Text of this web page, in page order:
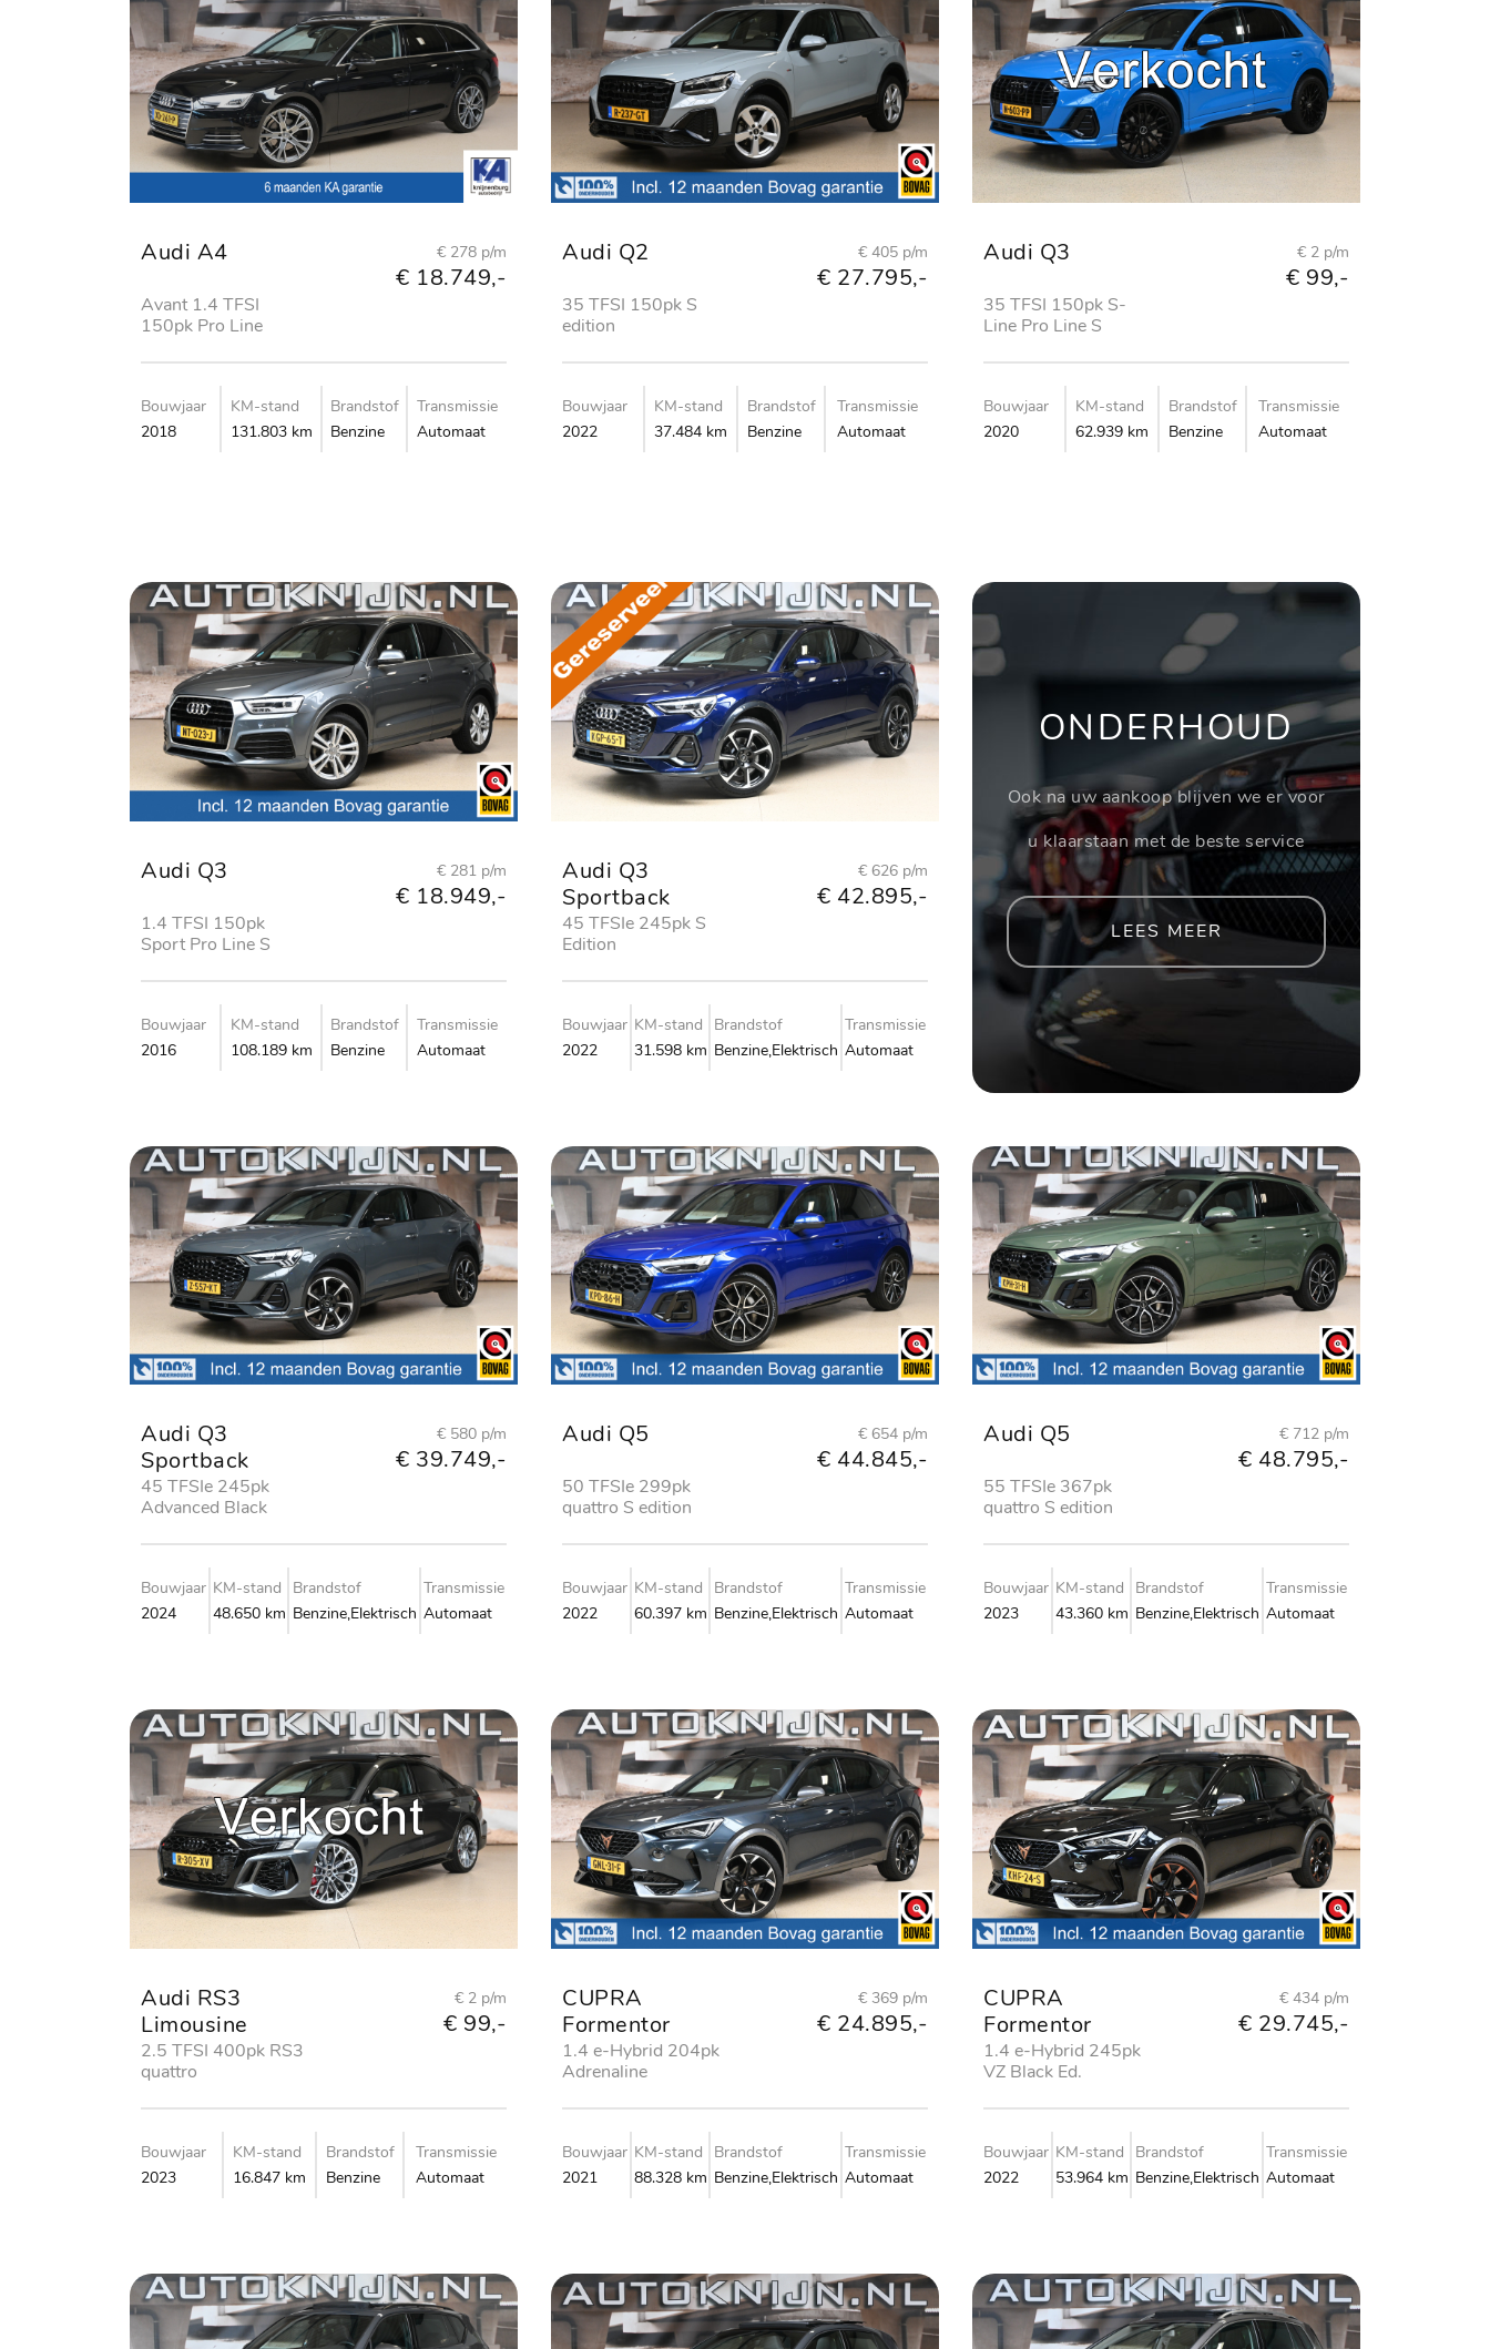
Audi A4
Avant 1.4 TFSI
150pk Pro Line
€ 278 p/m
€ 18.749,-
Bouwjaar
2018
KM-stand
131.803 km
Brandstof
Benzine
Transmissie
Automaat
Audi Q2
35 TFSI 150pk S
edition
€ 405 p/m
€ 27.795,-
Bouwjaar
2022
KM-stand
37.484 km
Brandstof
Benzine
Transmissie
Automaat
Audi Q3
35 TFSI 150pk S-
Line Pro Line S
€ 2 p/m
€ 99,-
Bouwjaar
2020
KM-stand
62.939 km
Brandstof
Benzine
Transmissie
Automaat
Audi Q3
1.4 TFSI 150pk
Sport Pro Line S
€ 281 p/m
€ 18.949,-
Bouwjaar
2016
KM-stand
108.189 km
Brandstof
Benzine
Transmissie
Automaat
Audi Q3
Sportback
45 TFSIe 245pk S
Edition
€ 626 p/m
€ 42.895,-
Bouwjaar
2022
KM-stand
31.598 km
Brandstof
Benzine,Elektrisch
Transmissie
Automaat
ONDERHOUD
Ook na uw aankoop blijven we er voor
u klaarstaan met de beste service
LEES MEER
Audi Q3
Sportback
45 TFSIe 245pk
Advanced Black
€ 580 p/m
€ 39.749,-
Bouwjaar
2024
KM-stand
48.650 km
Brandstof
Benzine,Elektrisch
Transmissie
Automaat
Audi Q5
50 TFSIe 299pk
quattro S edition
€ 654 p/m
€ 44.845,-
Bouwjaar
2022
KM-stand
60.397 km
Brandstof
Benzine,Elektrisch
Transmissie
Automaat
Audi Q5
55 TFSIe 367pk
quattro S edition
€ 712 p/m
€ 48.795,-
Bouwjaar
2023
KM-stand
43.360 km
Brandstof
Benzine,Elektrisch
Transmissie
Automaat
Audi RS3
Limousine
2.5 TFSI 400pk RS3
quattro
€ 2 p/m
€ 99,-
Bouwjaar
2023
KM-stand
16.847 km
Brandstof
Benzine
Transmissie
Automaat
CUPRA
Formentor
1.4 e-Hybrid 204pk
Adrenaline
€ 369 p/m
€ 24.895,-
Bouwjaar
2021
KM-stand
88.328 km
Brandstof
Benzine,Elektrisch
Transmissie
Automaat
CUPRA
Formentor
1.4 e-Hybrid 245pk
VZ Black Ed.
€ 434 p/m
€ 29.745,-
Bouwjaar
2022
KM-stand
53.964 km
Brandstof
Benzine,Elektrisch
Transmissie
Automaat